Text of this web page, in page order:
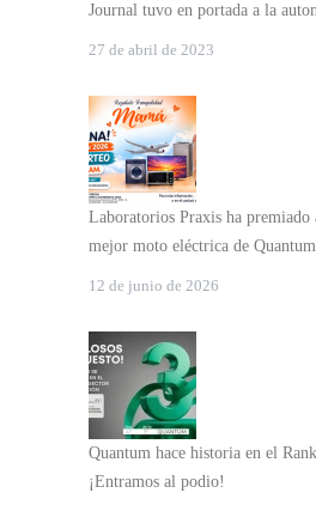
Journal tuvo en portada a la
27 de abril de 2023
Laboratorios Praxis ha premiado
mejor moto eléctrica de Quantum
12 de junio de 2026
Quantum hace historia en el
¡Entramos al podio!